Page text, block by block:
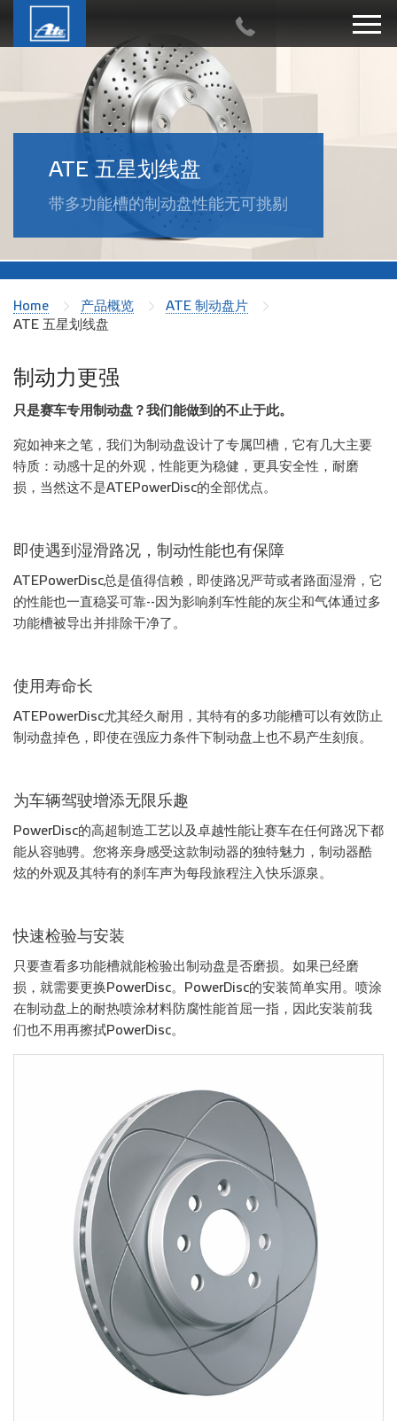
ATE 五星划线盘
带多功能槽的制动盘性能无可挑剔
Home 产品概览
ATE 制动盘片
ATE 五星划线盘
制动力更强
只是赛车专用制动盘？我们能做到的不止于此。
宛如神来之笔，我们为制动盘设计了专属凹槽，它有几大主要
特质：动感十足的外观，性能更为稳健，更具安全性，耐磨
损，当然这不是ATEPowerDisc的全部优点。
即使遇到湿滑路况，制动性能也有保障
ATEPowerDisc总是值得信赖，即使路况严苛或者路面湿滑，它
的性能也一直稳妥可靠--因为影响刹车性能的灰尘和气体通过多
功能槽被导出并排除干净了。
使用寿命长
ATEPowerDisc尤其经久耐用，其特有的多功能槽可以有效防止
制动盘掉色，即使在强应力条件下制动盘上也不易产生刻痕。
为车辆驾驶增添无限乐趣
PowerDisc的高超制造工艺以及卓越性能让赛车在任何路况下都
能从容驰骋。您将亲身感受这款制动器的独特魅力，制动器酷
炫的外观及其特有的刹车声为每段旅程注入快乐源泉。
快速检验与安装
只要查看多功能槽就能检验出制动盘是否磨损。如果已经磨
损，就需要更换PowerDisc。PowerDisc的安装简单实用。喷涂
在制动盘上的耐热喷涂材料防腐性能首屈一指，因此安装前我
们也不用再擦拭PowerDisc。